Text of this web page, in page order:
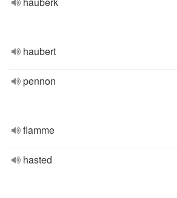
haubert
pennon
flamme
hasted